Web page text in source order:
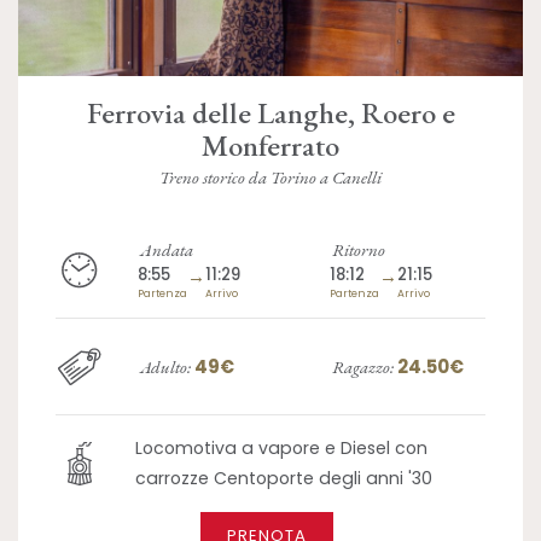
Ferrovia delle Langhe, Roero e
Monferrato
Treno storico da Torino a Canelli
Andata
8:55
Partenza
→11:29
Arrivo
Ritorno
18:12
Partenza
→ 21:15
Arrivo
Adulto: 49€ Ragazzo: 24.50€
Locomotiva a vapore e Diesel con
carrozze Centoporte degli anni '30
PRENOTA